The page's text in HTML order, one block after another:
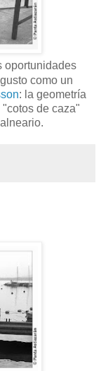
oportunidades
como un
: la geometría
de caza"